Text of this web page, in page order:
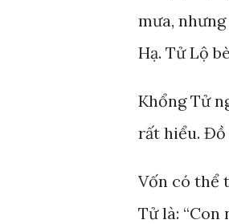
mưa,
Hạ. Tử Lộ
Khổng Tử
rất hiểu. Đồ
Vốn có thể
Tử là: “Con